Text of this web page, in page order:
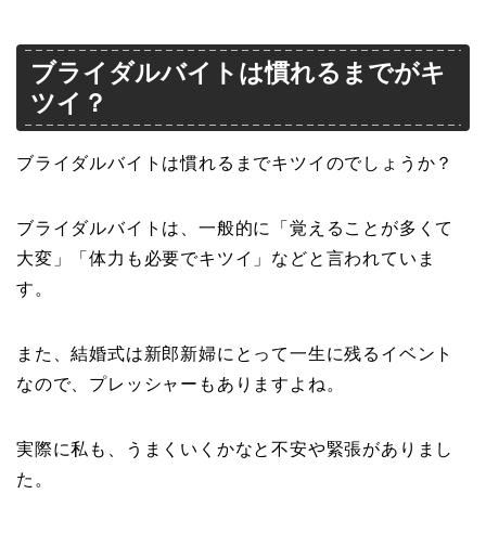
ブライダルバイトは慣れるまでがキ
ツイ？
ブライダルバイトは慣れるまでキツイのでしょうか？
ブライダルバイトは、一般的に「覚えることが多くて
大変」「体力も必要でキツイ」などと言われていま
す。
また、結婚式は新郎新婦にとって一生に残るイベント
なので、プレッシャーもありますよね。
実際に私も、うまくいくかなと不安や緊張がありまし
た。